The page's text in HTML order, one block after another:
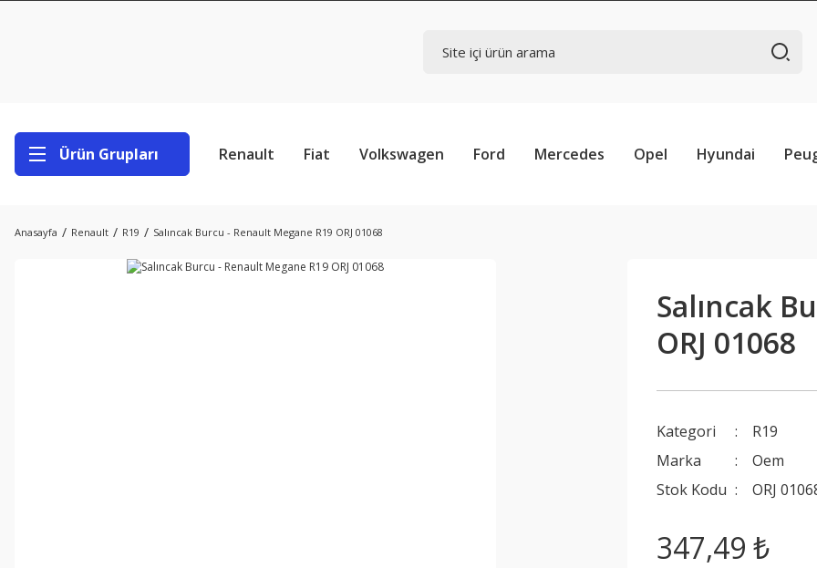
Ürün Grupları Renault Fiat Volkswagen Ford Mercedes Opel Hyundai
Anasayfa Renault R19 Salıncak Burcu - Renault Megane R19 ORJ 01068
Salıncak
ORJ 01068
Kategori
R19
Marka
Oem
Stok Kodu
ORJ
347,49 ₺